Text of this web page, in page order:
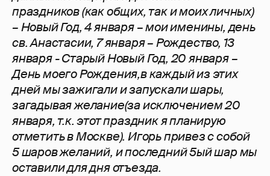
праздников (как общих, так и моих личных)
– Новый Год, 4 января – мои именины, день
св. Анастасии, 7 января – Рождество, 13
января - Старый Новый Год, 20 января –
День моего Рождения,в каждый из этих
дней мы зажигали и запускали шары,
загадывая желание(за исключением 20
января, т.к. этот праздник я планирую
отметить в Москве). Игорь привез с собой
5 шаров желаний, и последний 5ый шар мы
оставили для дня отъезда.